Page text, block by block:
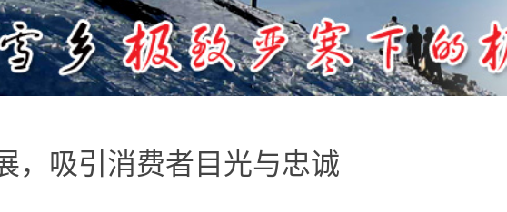
，吸引消费者目光与忠诚